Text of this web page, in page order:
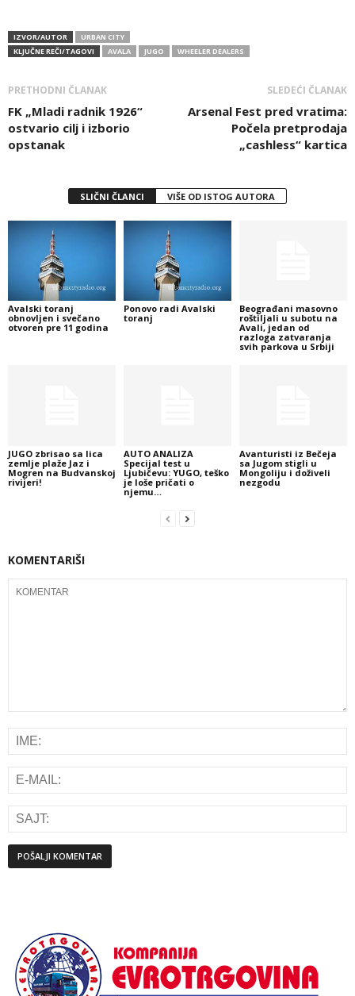
IZVOR/AUTOR
URBAN CITY
KLJUČNE REČI/TAGOVI
AVALA JUGO WHEELER DEALERS
PRETHODNI ČLANAK
FK „Mladi radnik 1926“
ostvario cilj i izborio
opstanak
SLEDEĆI ČLANAK
Arsenal Fest pred vratima:
Počela pretprodaja
„cashless“ kartica
SLIČNI ČLANCI VIŠE OD ISTOG AUTORA
Avalski toranj
obnovljen i svečano
otvoren pre 11 godina
Ponovo radi Avalski
toranj
Beograđani masovno
roštiljali u subotu na
Avali, jedan od
razloga zatvaranja
svih parkova u Srbiji
JUGO zbrisao sa lica
zemlje plaže Jaz i
Mogren na Budvanskoj
rivijeri!
AUTO ANALIZA
Specijal test u
Ljubičevu: YUGO, teško
je loše pričati o
njemu…
Avanturisti iz Bečeja
sa Jugom stigli u
Mongoliju i doživeli
nezgodu
KOMENTARIŠI